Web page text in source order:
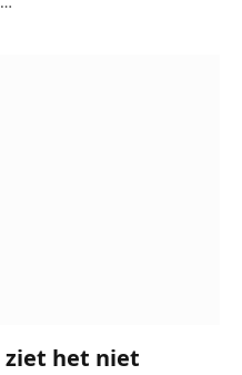
ziet het niet